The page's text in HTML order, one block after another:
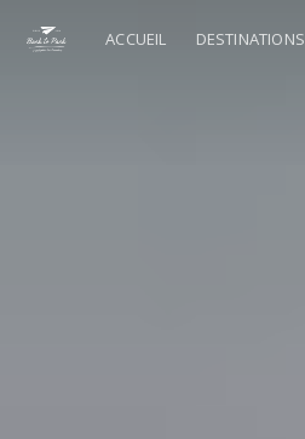
ACCUEIL DESTINATIONS